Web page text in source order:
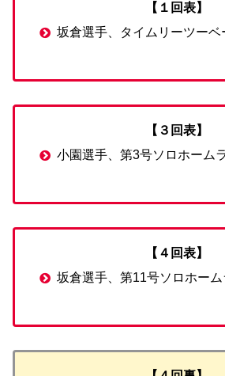
【１回表】
坂倉選手、タイムリーツーベ
【３回表】
小園選手、第3号ソロホーム
【４回表】
坂倉選手、第11号ソロホー